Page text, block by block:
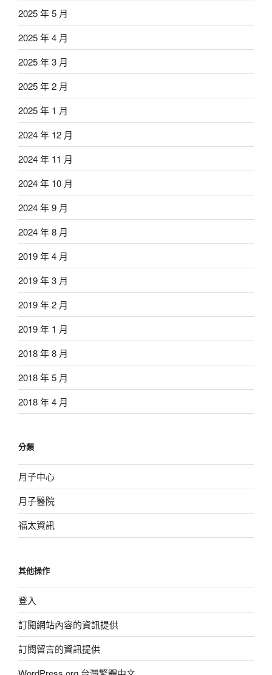
2025 年 5 月
2025 年 4 月
2025 年 3 月
2025 年 2 月
2025 年 1 月
2024 年 12 月
2024 年 11 月
2024 年 10 月
2024 年 9 月
2024 年 8 月
2019 年 4 月
2019 年 3 月
2019 年 2 月
2019 年 1 月
2018 年 8 月
2018 年 5 月
2018 年 4 月
分類
月子中心
月子醫院
福太資訊
其他操作
登入
訂閱網站內容的資訊提供
訂閱留言的資訊提供